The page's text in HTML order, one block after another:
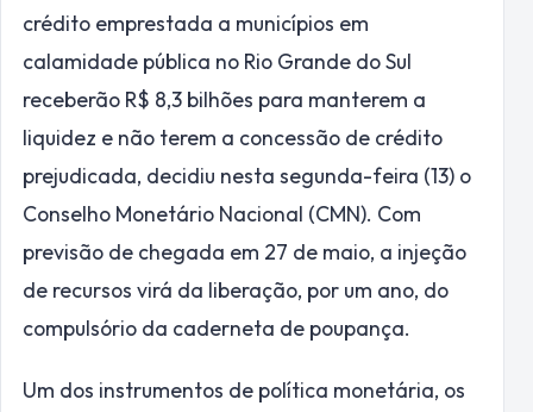
crédito emprestada a municípios em
calamidade pública no Rio Grande do Sul
receberão R$ 8,3 bilhões para manterem a
liquidez e não terem a concessão de crédito
prejudicada, decidiu nesta segunda-feira (13) o
Conselho Monetário Nacional (CMN). Com
previsão de chegada em 27 de maio, a injeção
de recursos virá da liberação, por um ano, do
compulsório da caderneta de poupança.
Um dos instrumentos de política monetária, os